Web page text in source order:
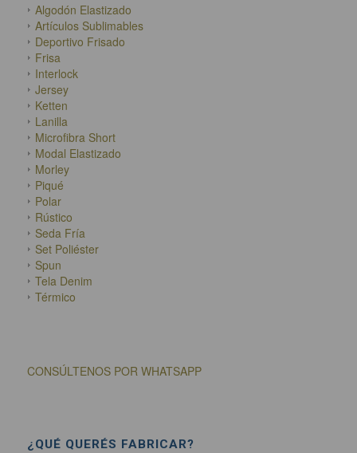
Algodón Elastizado
Artículos Sublimables
Deportivo Frisado
Frisa
Interlock
Jersey
Ketten
Lanilla
Microfibra Short
Modal Elastizado
Morley
Piqué
Polar
Rústico
Seda Fría
Set Poliéster
Spun
Tela Denim
Térmico
CONSÚLTENOS POR WHATSAPP
¿QUÉ QUERÉS FABRICAR?